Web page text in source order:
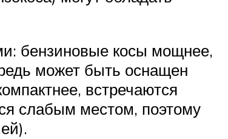
бензиновые косы мощнее,
может быть оснащен
встречаются
слабым местом, поэтому